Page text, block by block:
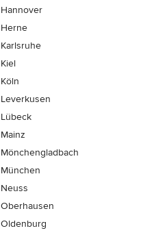
Hannover
Herne
Karlsruhe
Kiel
Köln
Leverkusen
Lübeck
Mainz
Mönchen­gladbach
München
Neuss
Oberhausen
Oldenburg